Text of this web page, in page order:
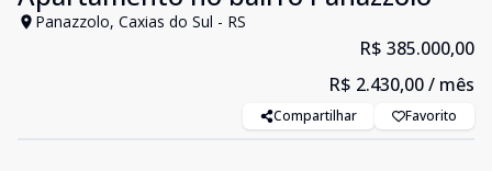
Panazzolo, Caxias do Sul - RS
R$ 385.000,00
R$ 2.430,00/ mês
Compartilhar Favorito